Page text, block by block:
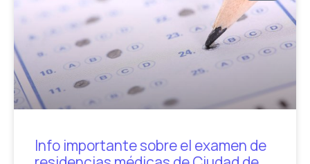
Info importante sobre el examen de